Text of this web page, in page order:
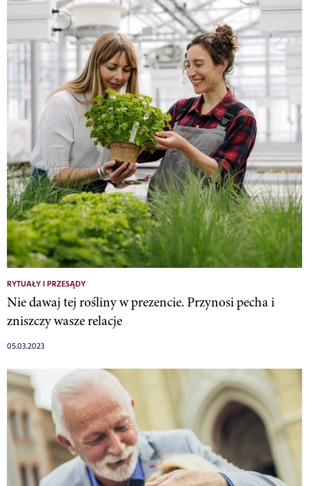
RYTUAŁY I PRZESĄDY
Nie dawaj tej rośliny w prezencie. Przynosi pecha i
zniszczy wasze relacje
05.03.2023